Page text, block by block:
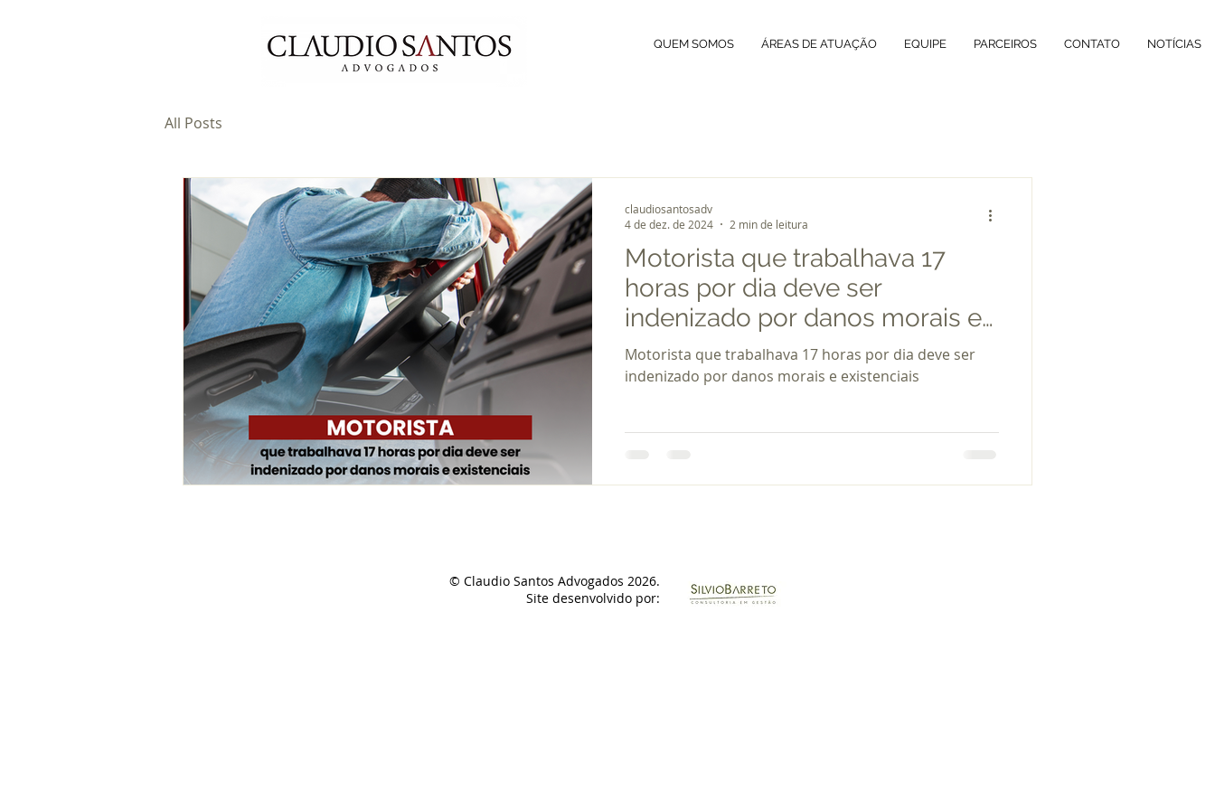
QUEM SOMOS ÁREAS DE ATUAÇÃO EQUIPE PARCEIROS CONTATO NOTÍCIAS
All Posts
Motorista que trabalhava 17
horas por dia deve ser
indenizado por danos morais e
existenciais
Motorista que trabalhava 17 horas por dia deve ser
indenizado por danos morais e existenciais
claudiosantosadv
4 de dez. de 2024
2 min de leitura
© Claudio Santos Advogados 2026.
Site desenvolvido por: